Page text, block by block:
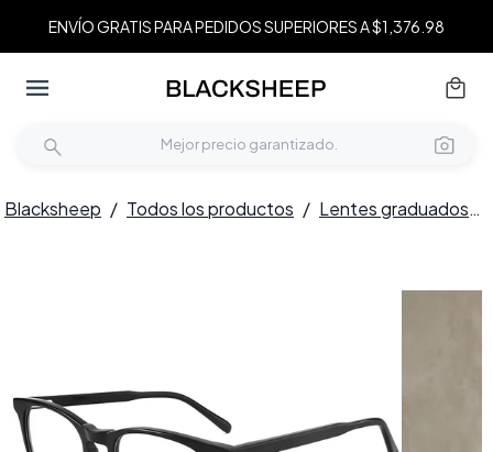
ENVÍO GRATIS PARA PEDIDOS SUPERIORES A $1,376.98
Blacksheep / Todos los productos / Lentes graduados /